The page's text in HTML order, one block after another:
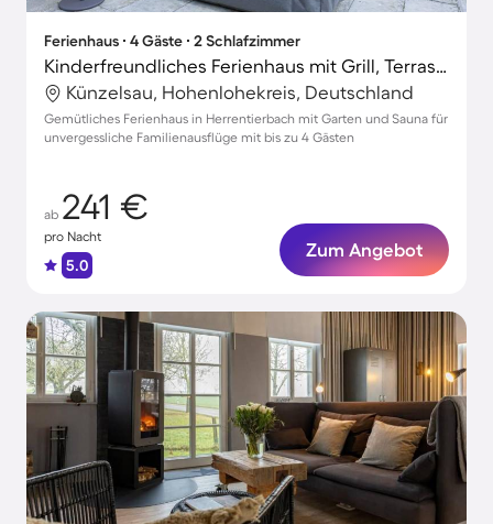
Ferienhaus ∙ 4 Gäste ∙ 2 Schlafzimmer
Kinderfreundliches Ferienhaus mit Grill, Terrasse und Sauna | Ideal für Homeoffice | Haustiere erlaubt
Künzelsau, Hohenlohekreis, Deutschland
Gemütliches Ferienhaus in Herrentierbach mit Garten und Sauna für
unvergessliche Familienausflüge mit bis zu 4 Gästen
ab 241 €
pro Nacht
5.0
Zum Angebot